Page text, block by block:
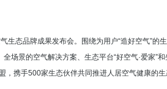
生态品牌成果发布会。围绕为用户“造好空气”的
场景的空气解决方案、生态平台“好空气·爱家”
携手500家生态伙伴共同推进人居空气健康的生